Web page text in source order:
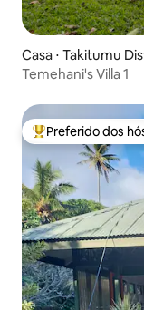
Casa ⋅ Takitumu
Temehani's Villa 1
Entre os
Preferido dos